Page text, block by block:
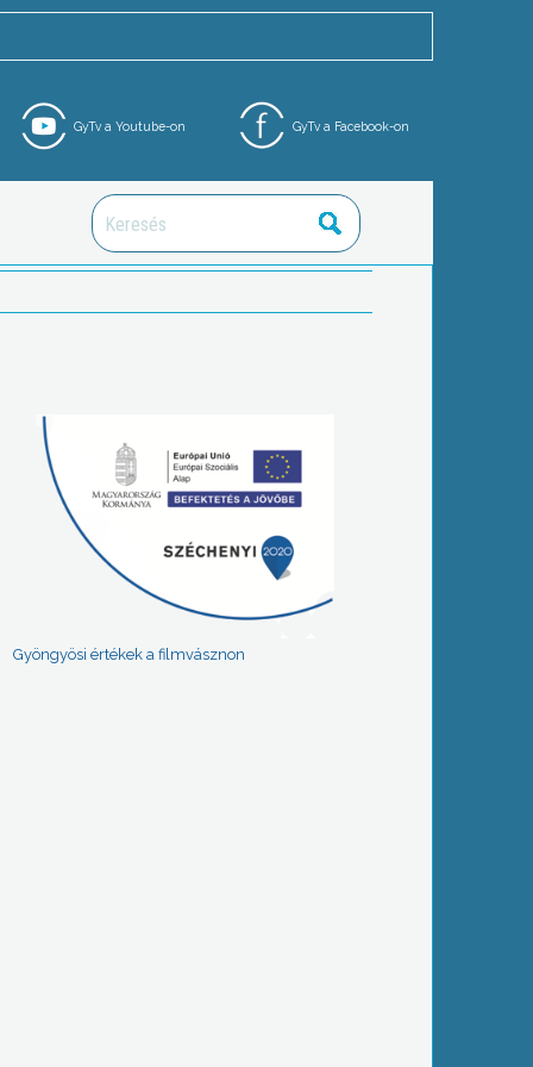
GyTv a Facebook-on
GyTv a Youtube-on
Gyöngyösi értékek a filmvásznon